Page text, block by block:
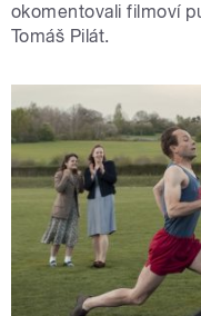
okomentovali filmoví
Tomáš Pilát.